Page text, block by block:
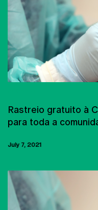
Rastreio gratuito à
para toda a
July 7, 2021